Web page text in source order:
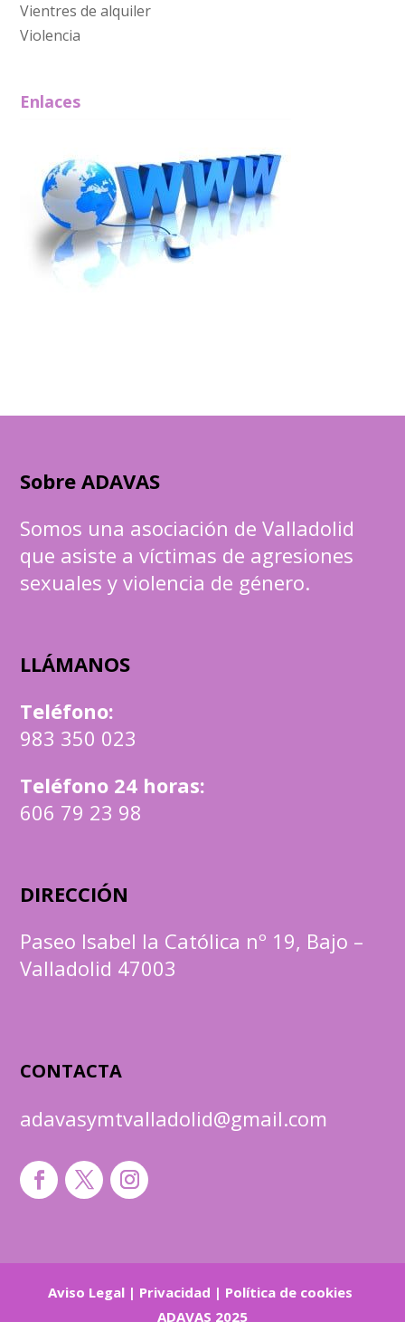
Vientres de alquiler
Violencia
Enlaces
Sobre ADAVAS
Somos una asociación de Valladolid
que asiste a víctimas de agresiones
sexuales y violencia de género.
LLÁMANOS
Teléfono:
983 350 023
Teléfono 24 horas:
606 79 23 98
DIRECCIÓN
Paseo Isabel la Católica nº 19, Bajo –
Valladolid 47003
CONTACTA
adavasymtvalladolid@gmail.com
Aviso Legal | Privacidad | Política de cookies
ADAVAS 2025